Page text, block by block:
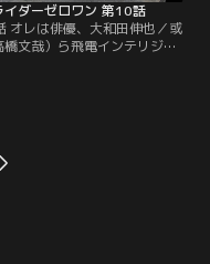
イダーゼロワン 第10話
オレは俳優、大和田伸也／或
橋文哉）ら飛電インテリジェ
で協力する。その諫は、イズ
乃愛）から暗殺ヒューマギア